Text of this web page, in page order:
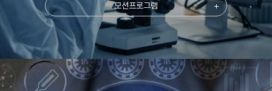
모션프로그램 add